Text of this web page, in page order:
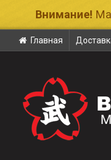
Внимание!
Главная